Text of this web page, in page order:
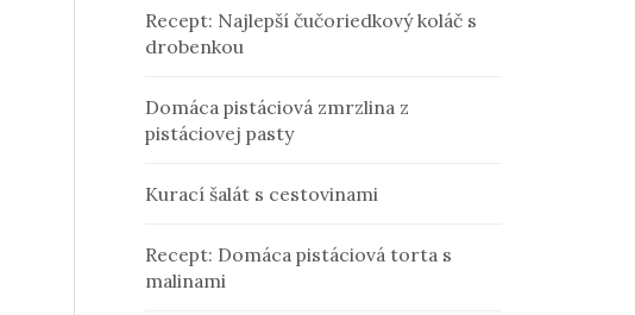
Recept: Najlepší čučoriedkový koláč s
drobenkou
Domáca pistáciová zmrzlina z
pistáciovej pasty
Kurací šalát s cestovinami
Recept: Domáca pistáciová torta s
malinami